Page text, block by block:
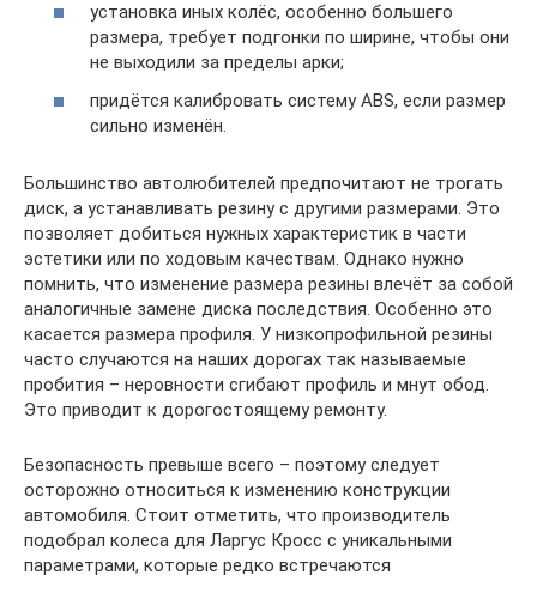
установка иных колёс, особенно большего
размера, требует подгонки по ширине, чтобы они
не выходили за пределы арки;
придётся калибровать систему ABS, если размер
сильно изменён.
Большинство автолюбителей предпочитают не трогать
диск, а устанавливать резину с другими размерами. Это
позволяет добиться нужных характеристик в части
эстетики или по ходовым качествам. Однако нужно
помнить, что изменение размера резины влечёт за собой
аналогичные замене диска последствия. Особенно это
касается размера профиля. У низкопрофильной резины
часто случаются на наших дорогах так называемые
пробития – неровности сгибают профиль и мнут обод.
Это приводит к дорогостоящему ремонту.
Безопасность превыше всего – поэтому следует
осторожно относиться к изменению конструкции
автомобиля. Стоит отметить, что производитель
подобрал колеса для Ларгус Кросс с уникальными
параметрами, которые редко встречаются